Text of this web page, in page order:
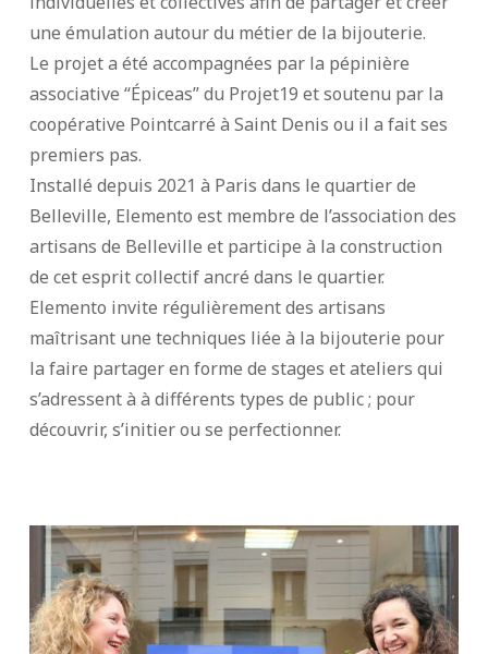
une émulation autour du métier de la bijouterie.
Le projet a été accompagnées par la pépinière
associative “Épiceas” du Projet19 et soutenu par la
coopérative Pointcarré à Saint Denis ou il a fait ses
premiers pas.
Installé depuis 2021 à Paris dans le quartier de
Belleville, Elemento est membre de l’association des
artisans de Belleville et participe à la construction
de cet esprit collectif ancré dans le quartier.
Elemento invite régulièrement des artisans
maîtrisant une techniques liée à la bijouterie pour
la faire partager en forme de stages et ateliers qui
s’adressent à à différents types de public ; pour
découvrir, s’initier ou se perfectionner.